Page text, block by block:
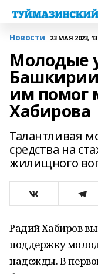
Новости 23 МАЯ 2023,
Молодые
Башкирии
им помог
Хабирова
Талантливая
средства на
жилищного
Радий Хабиров
поддержку
надежды. В